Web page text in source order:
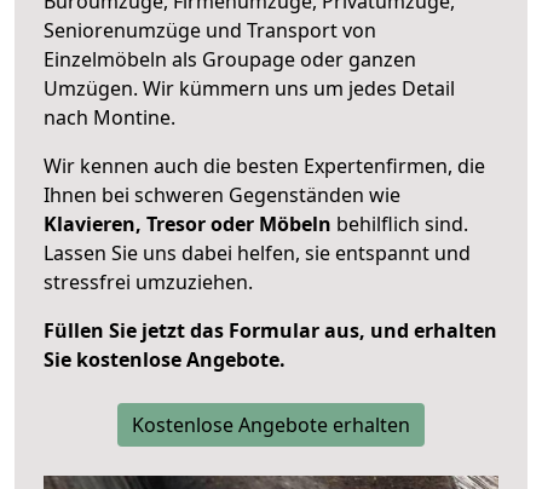
Seniorenumzüge und Transport von
Einzelmöbeln als Groupage oder ganzen
Umzügen. Wir kümmern uns um jedes Detail
nach Montine.
Wir kennen auch die besten Expertenfirmen, die
Ihnen bei schweren Gegenständen wie
Klavieren, Tresor oder Möbeln behilflich sind.
Lassen Sie uns dabei helfen, sie entspannt und
stressfrei umzuziehen.
Füllen Sie jetzt das Formular aus, und erhalten
Sie kostenlose Angebote.
Kostenlose Angebote erhalten